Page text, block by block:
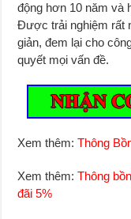
động hơn 10 năm và
Được trải nghiệm rất
giản, đem lại cho
quyết mọi vấn đề.
Xem thêm:Thông
Xem thêm:Thông
đãi 5%